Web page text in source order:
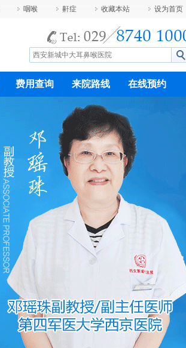
咽喉 鼾症 收藏本站
设为首页
线：
029-
87401000
费用查询 来院路线 在线预约